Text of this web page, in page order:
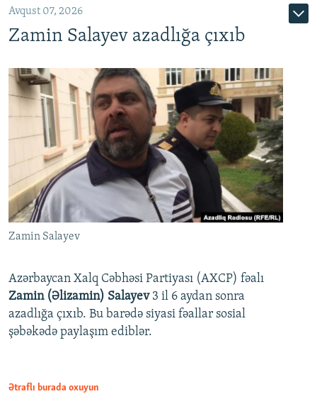
Avqust 07, 2026
Zamin Salayev azadlığa çıxıb
Zamin Salayev
Azərbaycan Xalq Cəbhəsi Partiyası (AXCP) fəalı
Zamin (Əlizamin) Salayev 3 il 6 aydan sonra
azadlığa çıxıb. Bu barədə siyasi fəallar sosial
şəbəkədə paylaşım ediblər.
Ətraflı burada oxuyun